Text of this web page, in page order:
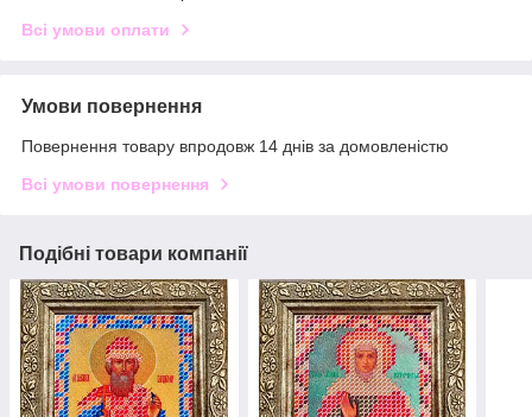
Всі умови оплати
Умови повернення
Повернення товару впродовж 14 днів за домовленістю
Всі умови повернення
Подібні товари компанії